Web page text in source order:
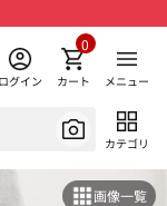
ログイン カート
0
メニュー
カテゴリ
画像一覧